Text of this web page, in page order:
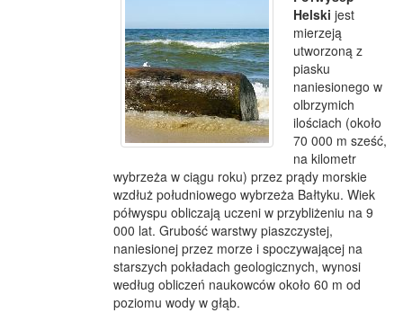
Helski jest
mierzeją
utworzoną z
piasku
naniesionego w
olbrzymich
ilościach (około
70 000 m sześć,
na kilometr
wybrzeża w ciągu roku) przez prądy morskie
wzdłuż południowego wybrzeża Bałtyku. Wiek
półwyspu obliczają uczeni w przybliżeniu na 9
000 lat. Grubość warstwy piaszczystej,
naniesionej przez morze i spoczywającej na
starszych pokładach geologicznych, wynosi
według obliczeń naukowców około 60 m od
poziomu wody w głąb.